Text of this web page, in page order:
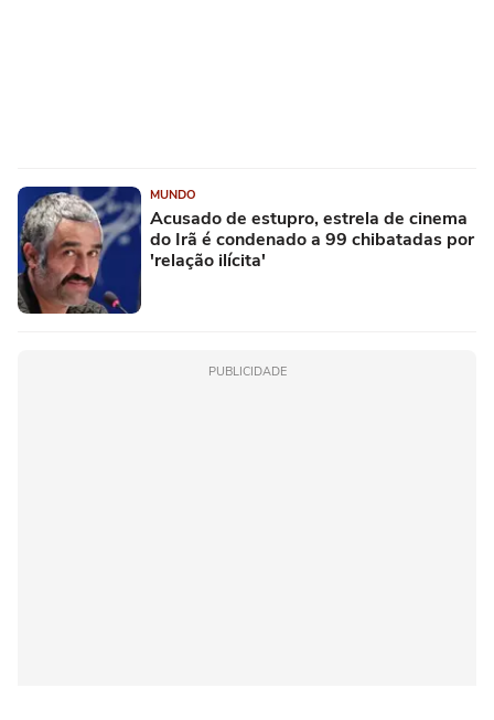
MUNDO
Acusado de estupro, estrela de cinema
do Irã é condenado a 99 chibatadas por
'relação ilícita'
PUBLICIDADE